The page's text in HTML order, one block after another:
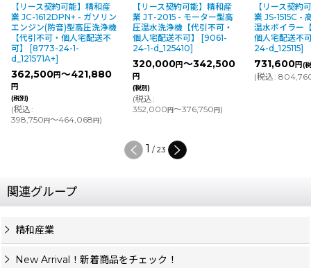
【リース契約可能】精和産
業 JC-1612DPN+ - ガソリン
エンジン(防音)型高圧洗浄機
【代引不可・個人宅配送不
可】
[8773-24-1-
d_121571A+]
362,500円～421,880
円
(税別)
(税込:
398,750円～464,068円)
【リース契約可能】精和産
業 JT-2015 - モーター型高
圧温水洗浄機【代引不可・
個人宅配送不可】
[9061-
24-1-d_125410]
320,000円～342,500
円
(税別)
(税込:
352,000円～376,750円)
【リース契約
業 JS-1515C -
温水ボイラー
個人宅配送不
24-d_125115]
731,600円(
(税込:
1 / 23
関連グループ
精和産業
New Arrival！新着商品をチェック！